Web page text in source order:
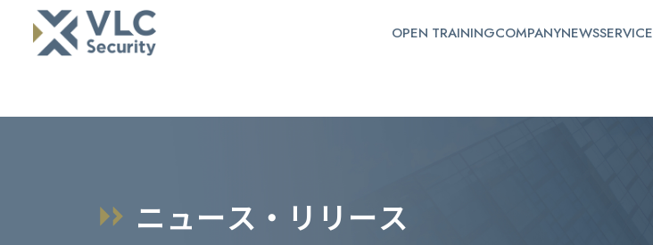
OPEN TRAININGCOMPANYNEWSSERVICE
ニュース ・ リ リ ース